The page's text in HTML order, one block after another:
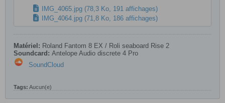
IMG_4065.jpg (78,3 Ko, 191 affichages)
IMG_4064.jpg (71,8 Ko, 186 affichages)
Matériel: Roland Fantom 8 EX / Roli seaboard Rise 2
Soundcard: Antelope Audio discrete 4 Pro
SoundCloud
Tags: Aucun(e)